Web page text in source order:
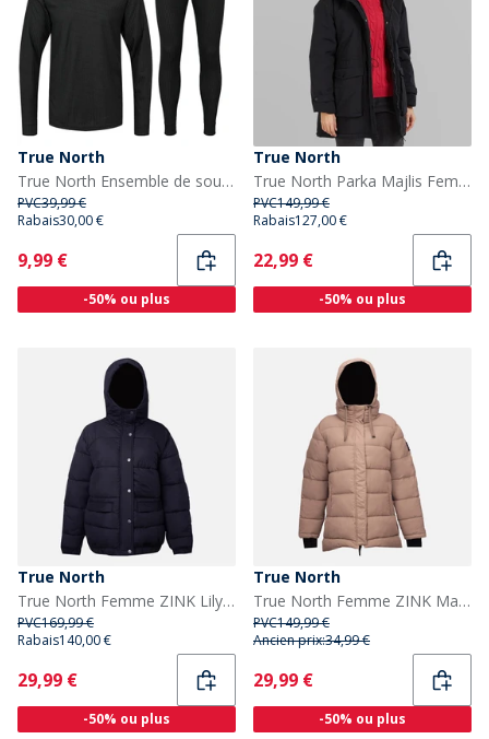
True North
True North Ensemble de sous-vêtements Noir homme
PVC39,99 €
Rabais30,00 €
Current
9,99 €
-50% ou plus
True North
True North Parka Majlis Femme Noir
PVC149,99 €
Rabais127,00 €
Current
22,99 €
-50% ou plus
True North
True North Femme ZINK Lily Doudoune Noir
PVC169,99 €
Rabais140,00 €
Current
29,99 €
-50% ou plus
True North
True North Femme ZINK Mary Puffer Walnut
PVC149,99 €
Ancien prix:34,99 €
Current
29,99 €
-50% ou plus